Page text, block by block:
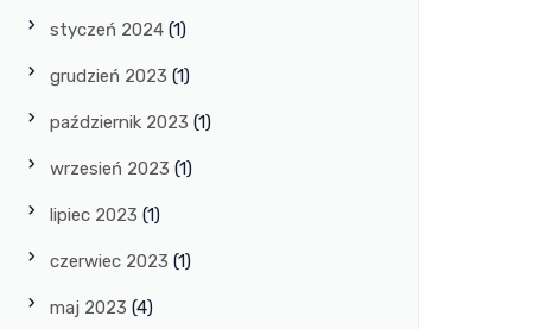
styczeń 2024 (1)
grudzień 2023 (1)
październik 2023 (1)
wrzesień 2023 (1)
lipiec 2023 (1)
czerwiec 2023 (1)
maj 2023 (4)